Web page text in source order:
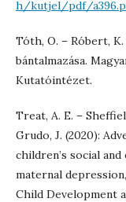
h/kutjel/pdf/
Tóth, O. – Róbert,
bántalmazása.
Kutatóintézet.
Treat, A. E. –
Grudo, J. (2020):
children’s social
maternal
Child Development